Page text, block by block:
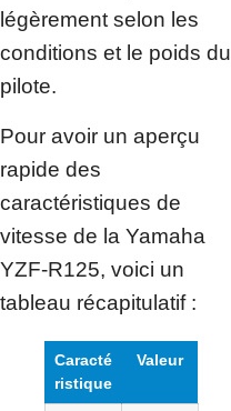
légèrement selon les
conditions et le poids du
pilote.
Pour avoir un aperçu
rapide des
caractéristiques de
vitesse de la Yamaha
YZF-R125, voici un
tableau récapitulatif :
Caracté
ristique
Valeur